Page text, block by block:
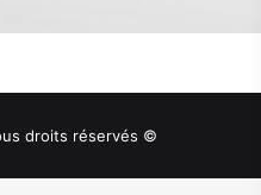
© Copyright 2026, Tous droits réservés |